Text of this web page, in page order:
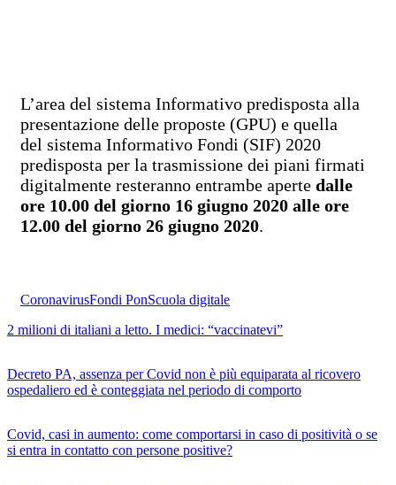
L’area del sistema Informativo predisposta alla
presentazione delle proposte (GPU) e quella
del sistema Informativo Fondi (SIF) 2020
predisposta per la trasmissione dei piani firmati
digitalmente resteranno entrambe aperte dalle
ore 10.00 del giorno 16 giugno 2020 alle ore
12.00 del giorno 26 giugno 2020.
CoronavirusFondi PonScuola digitale
2 milioni di italiani a letto. I medici: “vaccinatevi”
Decreto PA, assenza per Covid non è più equiparata al ricovero
ospedaliero ed è conteggiata nel periodo di comporto
Covid, casi in aumento: come comportarsi in caso di positività o se
si entra in contatto con persone positive?